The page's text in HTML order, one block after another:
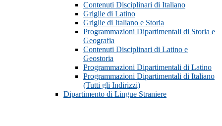
Contenuti Disciplinari di Italiano
Griglie di Latino
Griglie di Italiano e Storia
Programmazioni Dipartimentali di Storia e
Geografia
Contenuti Disciplinari di Latino e
Geostoria
Programmazioni Dipartimentali di Latino
Programmazioni Dipartimentali di Italiano
(Tutti gli Indirizzi)
Dipartimento di Lingue Straniere